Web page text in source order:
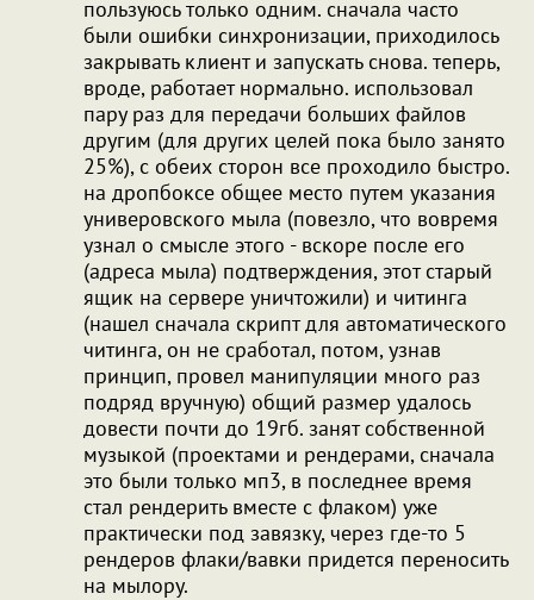
пользуюсь только одним. сначала часто
были ошибки синхронизации, приходилось
закрывать клиент и запускать снова. теперь,
вроде, работает нормально. использовал
пару раз для передачи больших файлов
другим (для других целей пока было занято
25%), с обеих сторон все проходило быстро.
на дропбоксе общее место путем указания
универовского мыла (повезло, что вовремя
узнал о смысле этого - вскоре после его
(адреса мыла) подтверждения, этот старый
ящик на сервере уничтожили) и читинга
(нашел сначала скрипт для автоматического
читинга, он не сработал, потом, узнав
принцип, провел манипуляции много раз
подряд вручную) общий размер удалось
довести почти до 19гб. занят собственной
музыкой (проектами и рендерами, сначала
это были только мп3, в последнее время
стал рендерить вместе с флаком) уже
практически под завязку, через где-то 5
рендеров флаки/вавки придется переносить
на мылору.